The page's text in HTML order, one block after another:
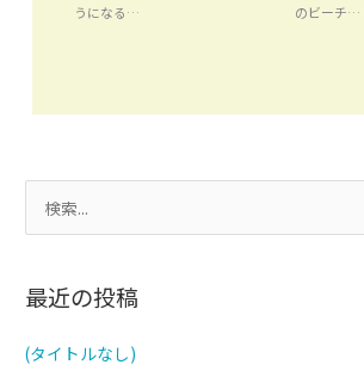
うになる…
のビーチ…
索
象
最近の投稿
(タイトルなし)